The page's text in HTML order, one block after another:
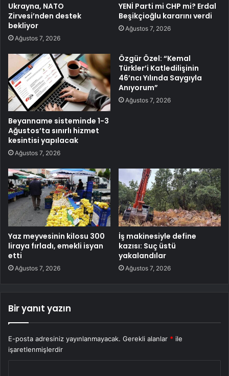
Ukrayna, NATO
Zirvesi’nden destek
bekliyor
Ağustos 7, 2026
YENİ Parti mi CHP mi? Erdal
Beşikçioğlu kararını verdi
Ağustos 7, 2026
Beyanname sisteminde 1-3
Ağustos’ta sınırlı hizmet
kesintisi yapılacak
Ağustos 7, 2026
Özgür Özel: “Kemal
Türkler’i Katledilişinin
46’ncı Yılında Saygıyla
Anıyorum”
Ağustos 7, 2026
Yaz meyvesinin kilosu 300
liraya fırladı, emekli isyan
etti
Ağustos 7, 2026
İş makinesiyle define
kazısı: Suç üstü
yakalandılar
Ağustos 7, 2026
Bir yanıt yazın
E-posta adresiniz yayınlanmayacak. Gerekli alanlar * ile
işaretlenmişlerdir